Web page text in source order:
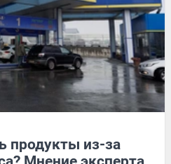
продукты из-за